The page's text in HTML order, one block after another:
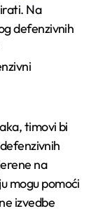
Na
defenzivnih
timovi bi
na
mogu pomoći
izvedbe